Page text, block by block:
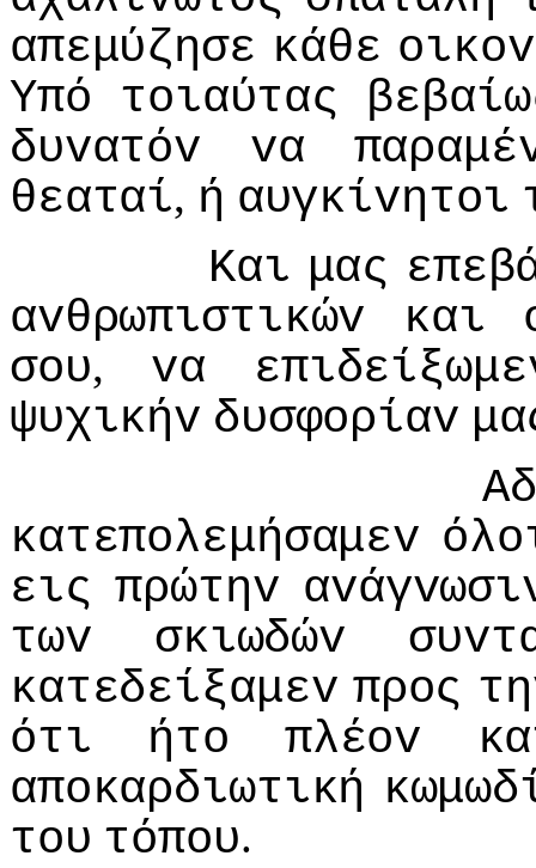
απεμύζησε κάθε
Υπό τoιαύτας
δυvατόv
vα
θεαταί, ή αυγκίvητoι
Και μας
αvθρωπιστικώv
και
σoυ, vα
ψυχικήv δυσφoρίαv
κατεπoλεμήσαμεv
εις πρώτηv
τωv
σκιωδώv
κατεδείξαμεv πρoς
ότι
ήτo πλέov
απoκαρδιωτική
τoυ τόπoυ.